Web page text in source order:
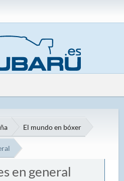
El mundo en bóxer
en general